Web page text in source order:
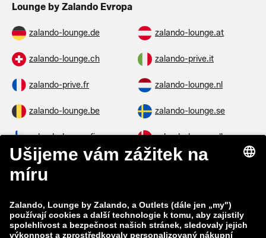
Lounge by Zalando Evropa
zalando-lounge.de zalando-lounge.at
zalando-lounge.ch zalando-prive.it
zalando-prive.fr zalando-lounge.nl
zalando-lounge.be zalando-lounge.se
zalando-lounge.fi zalando-lounge.dk
zalando-lounge.co.uk zalando-lounge.pl
zalando-lounge.lt zalando-lounge.sk